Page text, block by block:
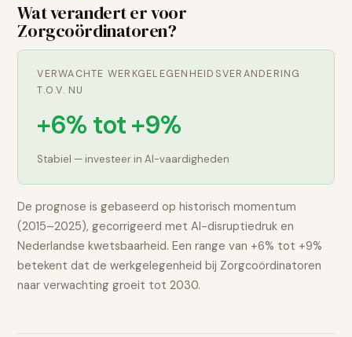
Wat verandert er voor
Zorgcoördinatoren?
VERWACHTE WERKGELEGENHEIDSVERANDERING
T.O.V. NU
+6% tot +9%
Stabiel — investeer in AI-vaardigheden
De prognose is gebaseerd op historisch momentum
(2015–2025), gecorrigeerd met AI-disruptiedruk en
Nederlandse kwetsbaarheid. Een range van +6% tot +9%
betekent dat de werkgelegenheid bij Zorgcoördinatoren
naar verwachtinggroeit tot 2030.